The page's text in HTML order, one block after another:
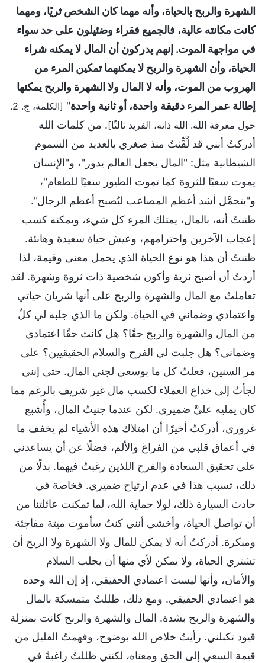
الشهرة والربح بالحياة، وأنه مهما كان الشخص ثريًا، ومهما
كانت مكانته عالية، فالجميع فقراء وضئيلون على حد سواء
في مواجهة الموت. إنهم يدركون أن المال لا يمكنه شراء
الحياة، وأن الشهرة والربح لا يمكنهما تمكين المرء من
الهروب من الموت، وأنه لا المال ولا الشهرة والربح يمكنها
إطالة عمر المرء دقيقة واحدة، أو ثانية واحدة"
[الكلمة، ج. 2.
حول معرفة الله. الله ذاته، الفريد ثالثًا]. من كلمات الله
أدركتُ أنني قد لُقِّنتُ منذ صغري بالعديد من السموم
الشيطانية مثل: "المال يجعل العالم يدور"، و"الإنسان
يموت سعيًا للثروة كما تموت الطيور سعيًا للطعام"،
و"يتحمَّل أشد أعظم المصاعب ليُصبح أعظم الرجال".
ظننتُ أنه، بالمال، يمتلك المرء كل شيء، ويمكنه كسب
إعجاب الآخرين واحترامهم، وعيش حياة سعيدة وهانئة.
ظننتُ أن هذا هو نوع الحياة الذي يحمل معنى وقيمة، لذا
أردتُ أن أصبح ثرية وأكون شخصية ذات ثروة وشهرة. لقد
تعاملتُ مع المال والشهرة والربح على أنها شريان حياتي
واعتمادي وضماني في الحياة. ولكن ما الذي جلبه لي كلٌ
من المال والشهرة والربح حقًا؟ هل كانت حقًا اعتمادي
وضماني؟ هل جلبت لي الفرح والسلام الحقيقيين؟ على
مر السنين، فعلتُ كل ما بوسعي لجني المال. حتى إنني
لجأتُ إلى خداع العملاء لكسب مال غير شريف بالرغم مما
كان يمليه عليَّ ضميري. لكن عندما جنيتُ المال، وأُشبع
غروري، أدركتُ أخيرًا أن امتلاك هذه الأشياء لم يخفف ما
في أعماق قلبي من الفراغ والألم، فضلًا عن أن يساعدني
على تحقيق السعادة والفرح اللذين رغبتُ فيهما. بدلًا من
ذلك، تسبب هذا في عدم ارتياح ضميري. فخاصة في
حادث السيارة ذلك، لولا حماية الله، لما تمكنت عائلتنا من
أن تواصل الحياة، وأخشى أنني كنتُ سأموت ميتة مفاجئة
ومبكرة. أدركتُ أنه لا يمكن للمال ولا الشهرة ولا الربح أن
تشتري الحياة، ولا يمكن لأي منها أن يجلب السلام
والأمان، وأنها ليست اعتمادي الحقيقي، إذ إن الله وحده
هو اعتمادي الحقيقي. ومع ذلك، ظللتُ متمسكة بالمال
والشهرة والربح بشدة. المال والشهرة والربح كانت بمنزلة
قيود تكبلني. رأيتُ خلاص الله بوضوح، وفهمتُ القليل من
قيمة السعي إلى الحق ومعناه، لكنني ظللتُ راغبةً في